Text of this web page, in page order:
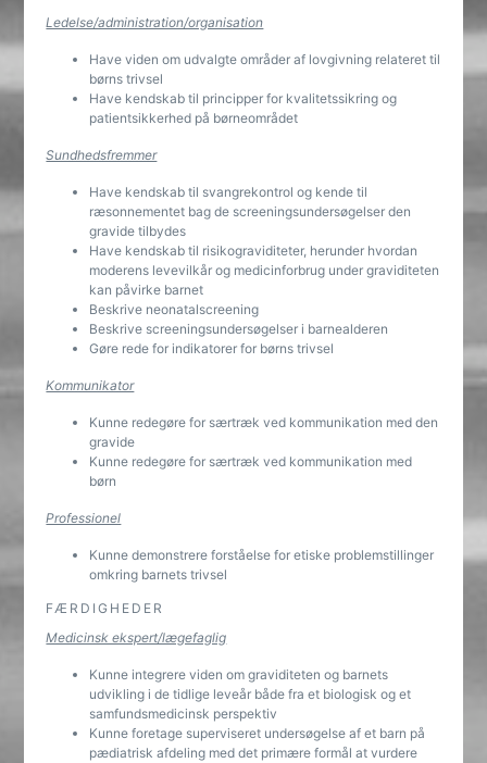
Ledelse/administration/organisation
Have viden om udvalgte områder af lovgivning relateret til
børns trivsel
Have kendskab til principper for kvalitetssikring og
patientsikkerhed på børneområdet
Sundhedsfremmer
Have kendskab til svangrekontrol og kende til
ræsonnementet bag de screeningsundersøgelser den
gravide tilbydes
Have kendskab til risikograviditeter, herunder hvordan
moderens levevilkår og medicinforbrug under graviditeten
kan påvirke barnet
Beskrive neonatalscreening
Beskrive screeningsundersøgelser i barnealderen
Gøre rede for indikatorer for børns trivsel
Kommunikator
Kunne redegøre for særtræk ved kommunikation med den
gravide
Kunne redegøre for særtræk ved kommunikation med
børn
Professionel
Kunne demonstrere forståelse for etiske problemstillinger
omkring barnets trivsel
FÆRDIGHEDER
Medicinsk ekspert/lægefaglig
Kunne integrere viden om graviditeten og barnets
udvikling i de tidlige leveår både fra et biologisk og et
samfundsmedicinsk perspektiv
Kunne foretage superviseret undersøgelse af et barn på
pædiatrisk afdeling med det primære formål at vurdere